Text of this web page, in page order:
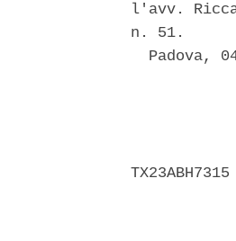
l'avv.
n. 51.
Padova,